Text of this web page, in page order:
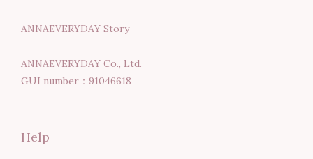
ANNAEVERYDAY Story
ANNAEVERYDAY Co., Ltd.
GUI number：91046618
Help